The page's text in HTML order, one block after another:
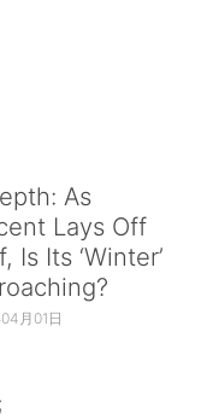
As
Lays Off
Is Its ‘Winter’
月01日